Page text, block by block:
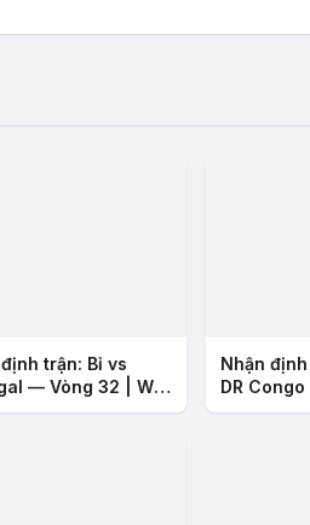
trận: Bỉ vs
— Vòng 32 | WC
Nhận
DR
WC 2026